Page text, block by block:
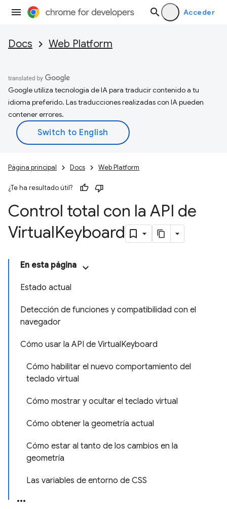
Acceder
Docs Web Platform
Google utiliza tecnología de IA para traducir contenido a tu
idioma preferido. Las traducciones realizadas con IA pueden
contener errores.
Página principal Docs Web Platform
¿Te ha resultado útil?
Control total con la API de
VirtualKeyboard
En esta página
Estado actual
Detección de funciones y compatibilidad con el
navegador
Cómo usar la API de VirtualKeyboard
Cómo habilitar el nuevo comportamiento del
teclado virtual
Cómo mostrar y ocultar el teclado virtual
Cómo obtener la geometría actual
Cómo estar al tanto de los cambios en la
geometría
Las variables de entorno de CSS